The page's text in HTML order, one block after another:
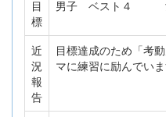
目
標
男子 ベスト４
近
況
報
告
目標達成のため「考
マに練習に励んでいま